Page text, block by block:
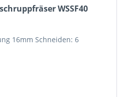
WSSF40
16mm Schneiden: 6